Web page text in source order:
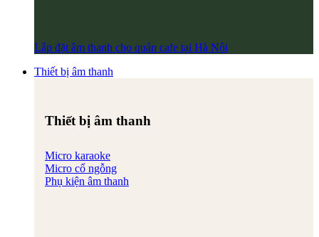
Lắp đặt âm thanh cho quán cafe tại Hà Nội
Thiết bị âm thanh
Thiết bị âm thanh
Micro karaoke
Micro cổ ngỗng
Phụ kiện âm thanh